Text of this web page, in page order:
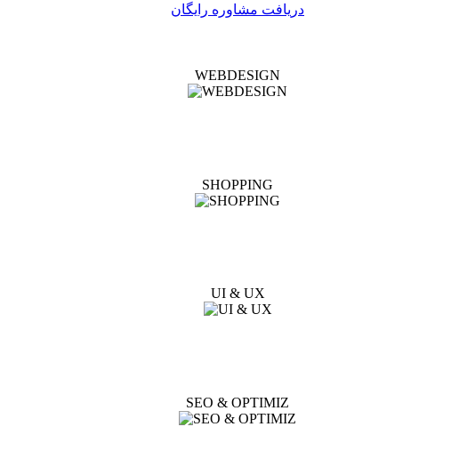
دریافت مشاوره رایگان
WEBDESIGN
SHOPPING
UI & UX
SEO & OPTIMIZ